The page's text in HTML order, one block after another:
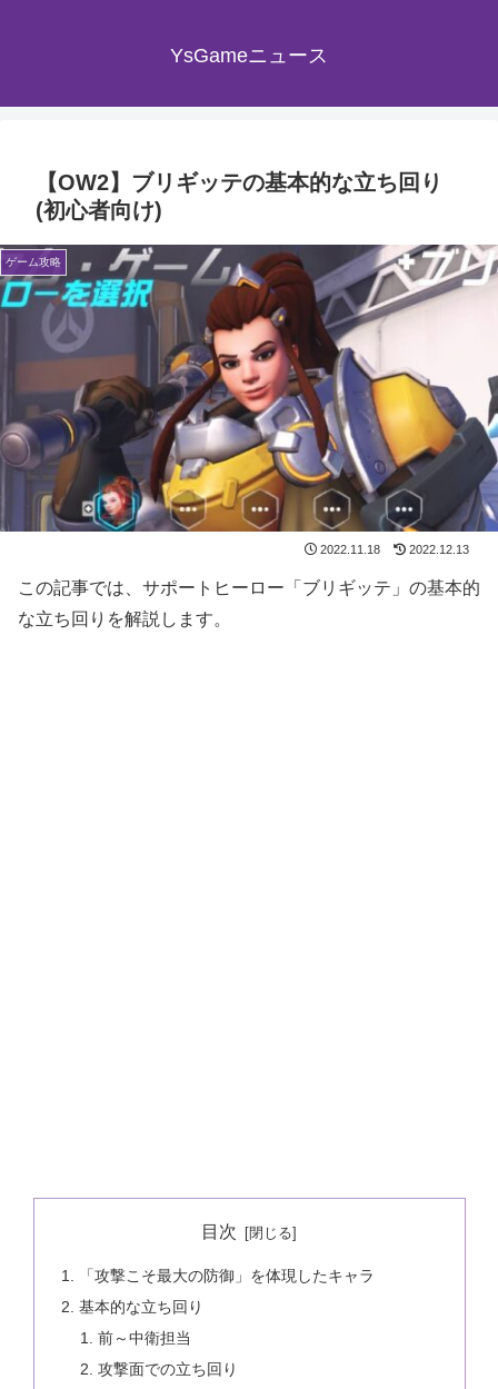
YsGameニュース
【OW2】ブリギッテの基本的な立ち回り
(初心者向け)
ゲーム攻略
2022.11.18 2022.12.13
この記事では、サポートヒーロー「ブリギッテ」の基本的
な立ち回りを解説します。
目次
「攻撃こそ最大の防御」を体現したキャラ
基本的な立ち回り
前～中衛担当
攻撃面での立ち回り